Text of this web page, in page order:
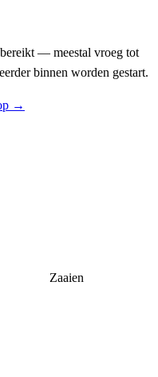
— meestal vroeg tot
binnen worden gestart.
→
Zaaien